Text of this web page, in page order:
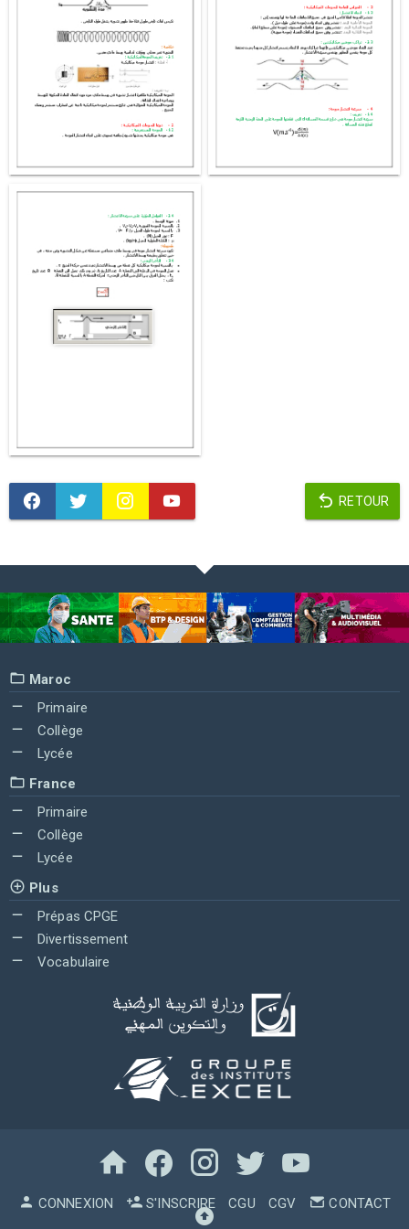
RETOUR
Maroc
Primaire
Collège
Lycée
France
Primaire
Collège
Lycée
Plus
Prépas CPGE
Divertissement
Vocabulaire
CONNEXION S'INSCRIRE CGU CGV CONTACT